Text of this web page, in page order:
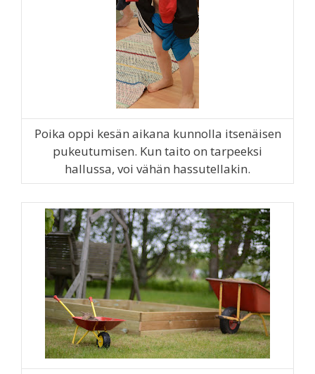
Poika oppi kesän aikana kunnolla itsenäisen
pukeutumisen. Kun taito on tarpeeksi
hallussa, voi vähän hassutellakin.